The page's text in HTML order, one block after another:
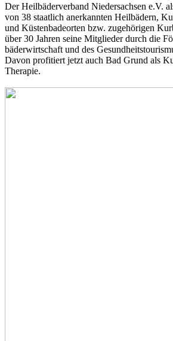
Der Heilbäderverband Niedersachsen e.V.
von 38 staatlich anerkannten Heilbädern,
und Küstenbadeorten bzw. zuge­höri­gen
über 30 Jahren seine Mitglieder durch die
bäderwirtschaft und des
Davon profitiert jetzt auch Bad Grund als
Therapie.